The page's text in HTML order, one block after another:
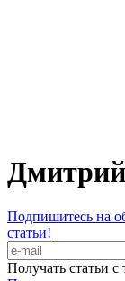
Подпишитесь на
статьи!
Получать статьи